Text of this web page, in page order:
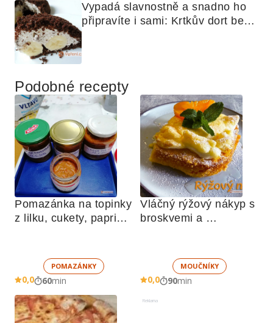
Vypadá slavnostně a snadno ho
připravíte i sami: Krtkův dort bez
Podobné recepty
Pomazánka na topinky
z lilku, cukety, paprik,
POMAZÁNKY
0,0 60min
Vláčný rýžový nákyp s
broskvemi a
MOUČNÍKY
0,0 90min
Reklama